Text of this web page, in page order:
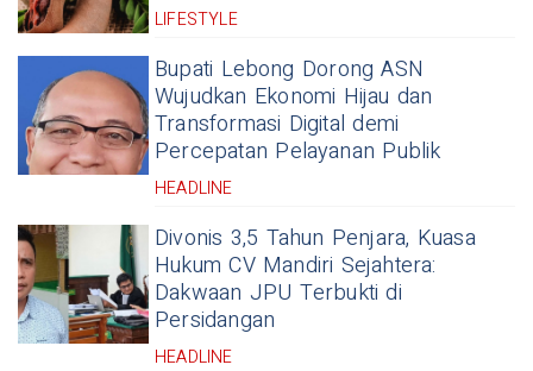
LIFESTYLE
Bupati Lebong Dorong ASN
Wujudkan Ekonomi Hijau dan
Transformasi Digital demi
Percepatan Pelayanan Publik
HEADLINE
Divonis 3,5 Tahun Penjara, Kuasa
Hukum CV Mandiri Sejahtera:
Dakwaan JPU Terbukti di
Persidangan
HEADLINE